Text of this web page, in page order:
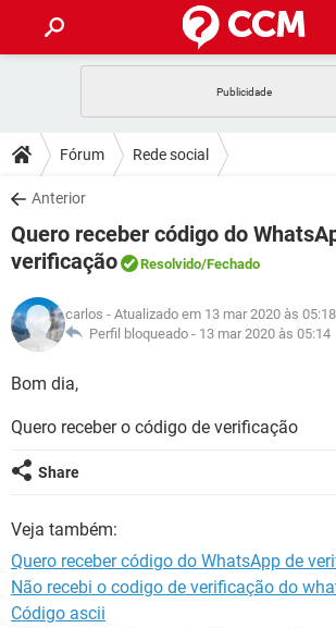
CELULAR
OUTLOOK
INSTAGRAM GMAIL
GUIA DE COMPRAS
DICAS
JOGOS
OUTLOOK
GUIA DE COMPRAS
DOWNLOADS
JOGOS WHATSAPP
CELULAR
OUTLOOK EXCEL
INSTAGRAM
GUIA DE COMPRAS
FÓRUM
CELULAR FACEBOOK
GLOSSÁRIO
JOGOS
CELULAR
OUTLOOK EXCEL
INSTAGRAM
Fórum Rede social
Anterior
Quero receber código do
verificação
Resolvido/Fechado
carlos - Atualizado em 13 mar 2020 às 05:18
Perfil bloqueado - 13 mar 2020 às 05:14
Bom dia,
Quero receber o código de verificação
Share
Veja também:
Quero receber código do WhatsApp de
Não recebi o codigo de verificação do
Código ascii